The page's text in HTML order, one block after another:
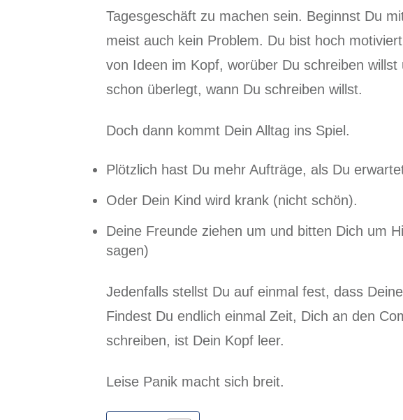
Tagesgeschäft zu machen sein. Beginnst Du
meist auch kein Problem. Du bist hoch
von Ideen im Kopf, worüber Du schreiben
schon überlegt, wann Du schreiben willst.
Doch dann kommt Dein Alltag ins Spiel.
Plötzlich hast Du mehr Aufträge, als Du
Oder Dein Kind wird krank (nicht schön).
Deine Freunde ziehen um und bitten Dich um
sagen)
Jedenfalls stellst Du auf einmal fest, dass
Findest Du endlich einmal Zeit, Dich an den
schreiben, ist Dein Kopf leer.
Leise Panik macht sich breit.